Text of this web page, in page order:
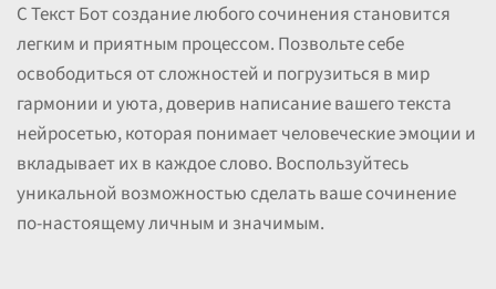
С Текст Бот создание любого сочинения становится
легким и приятным процессом. Позвольте себе
освободиться от сложностей и погрузиться в мир
гармонии и уюта, доверив написание вашего текста
нейросетью, которая понимает человеческие эмоции и
вкладывает их в каждое слово. Воспользуйтесь
уникальной возможностью сделать ваше сочинение
по-настоящему личным и значимым.